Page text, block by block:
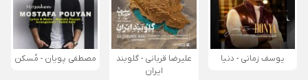
یوسف زمانی - دنیا
علیرضا قربانی - گلوبند
ایران
مصطفی پویان - مُسکن